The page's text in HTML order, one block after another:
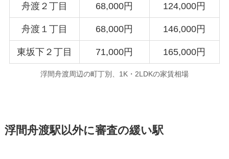
舟渡２丁目 68,000円 124,000円
舟渡１丁目 68,000円 146,000円
東坂下２丁目 71,000円 165,000円
浮間舟渡周辺の町丁別、1K・2LDKの家賃相場
浮間舟渡駅以外に審査の緩い駅